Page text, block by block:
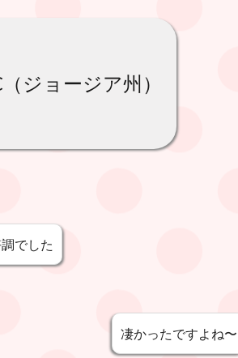
ジョージア州）
でした
凄かったですよね〜